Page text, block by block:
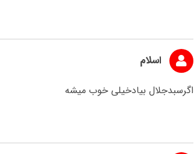
اسلام
اگرسبدجلال بیادخیلی خوب میشه